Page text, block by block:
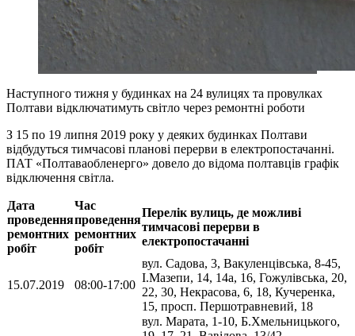
Наступного тижня у будинках на 24 вулицях та провулках
Полтави відключатимуть світло через ремонтні роботи
З 15 по 19 липня 2019 року у деяких будинках Полтави
відбудуться тимчасові планові перерви в електропостачанні.
ПАТ «Полтаваобленерго» довело до відома полтавців графік
відключення світла.
Дата
проведення
ремонтних
робіт
Час
проведення
ремонтних
робіт
Перелік вулиць, де можливі
тимчасові перерви в
електропостачанні
15.07.2019 08:00-17:00
вул. Садова, 3, Вакуленцівська, 8-45,
І.Мазепи, 14, 14а, 16, Гожулівська, 20,
22, 30, Некрасова, 6, 18, Кучеренка,
15, просп. Першотравневий, 18
вул. Марата, 1-10, Б.Хмельницького,